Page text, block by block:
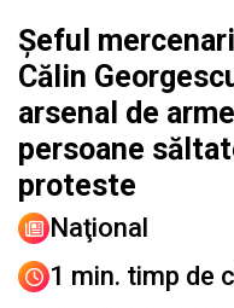
Șeful
Călin
arsenal de
persoane
proteste
Naţional
1 min. timp de